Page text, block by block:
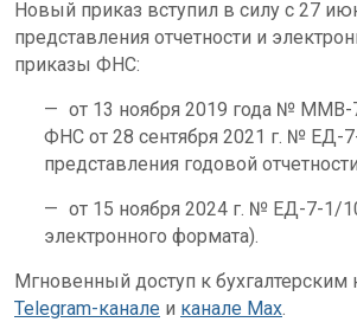
Новый приказ вступил в силу с 27
представления отчетности и
приказы ФНС:
от 13 ноября 2019 года № ММВ-
ФНС от 28 сентября 2021 г. № ЕД-
представления годовой
от 15 ноября 2024 г. № ЕД-7-1/
электронного формата).
Мгновенный доступ к бухгалтерским
Telegram-канале и канале Max.